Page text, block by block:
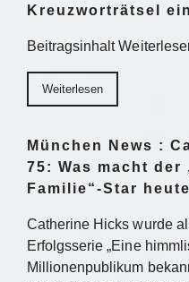
Kreuzworträtsel
Beitragsinhalt
Weiterlesen
München News :
75: Was macht der
Familie“-Star
Catherine Hicks wurde
Erfolgsserie „Eine
Millionenpublikum